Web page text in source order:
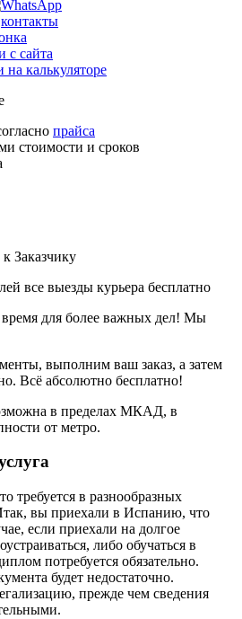
контакты
с сайта
на калькуляторе
прайса
стоимости и сроков
Заказчику
все выезды курьера бесплатно
для более важных дел! Мы
выполним ваш заказ, а затем
Всё абсолютно бесплатно!
в пределах МКАД, в
от метро.
требуется в разнообразных
вы приехали в Испанию, что
если приехали на долгое
либо обучаться в
потребуется обязательно.
будет недостаточно.
прежде чем сведения